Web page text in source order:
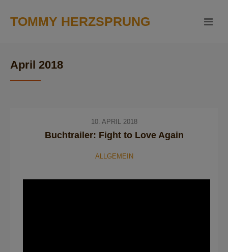
TOMMY HERZSPRUNG
April 2018
10. APRIL 2018
Buchtrailer: Fight to Love Again
ALLGEMEIN